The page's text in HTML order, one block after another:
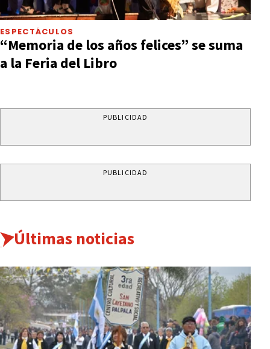
ESPECTÁCULOS
“Memoria de los años felices” se suma
a la Feria del Libro
PUBLICIDAD
PUBLICIDAD
Últimas noticias